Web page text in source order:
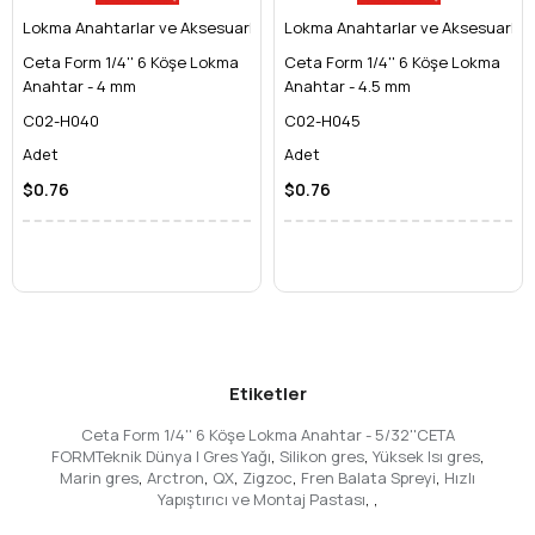
Modelcilik ve Hobi:RC araçlar, maketler ve diğer hobi
projelerindeki minik parçalar.
Otomotiv Sektörü:
Bazı araçların iç trimlerinde,
parçalarındaki özel bağlantılar.
Fren ayarları veya özel bağlantı
noktaları.
lokma anahtar setinizde mutlaka bulunması gereken bir
vermez. Bu lokma anahtar da, markanın bu felsefesini yansıtır.
Bu lokma anahtar,yüksek performanslı Krom Vanadyum (Cr-
V) çeliğindenüretilmiştir. Bu özel alaşım, alete olağanüstü
sertlik, dayanıklılık ve aşınma direnci kazandırır. Ayrıca,
Lokma Anahtarlar ve Aksesuarları
Ceta Form 1/4'' 6 Köşe Lokma
Anahtar - 4 mm
C02-H040
Adet
$0.76
Lokma Anahtarlar ve Aksesuarları
Ceta Form 1/4'' 6 Köşe Lokma
Anahtar - 4.5 mm
C02-H045
Adet
$0.76
Etiketler
Ceta Form 1/4'' 6 Köşe Lokma Anahtar - 5/32''CETA
FORMTeknik Dünya | Gres Yağı, Silikon gres, Yüksek Isı gres,
Marin gres, Arctron, QX, Zigzoc, Fren Balata Spreyi, Hızlı
Yapıştırıcı ve Montaj Pastası, ,